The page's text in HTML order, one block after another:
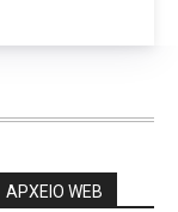
ΑΡΧΕΙΟ WEB